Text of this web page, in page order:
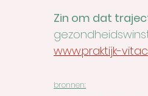
Zin om dat
www.praktijk-
bronnen: